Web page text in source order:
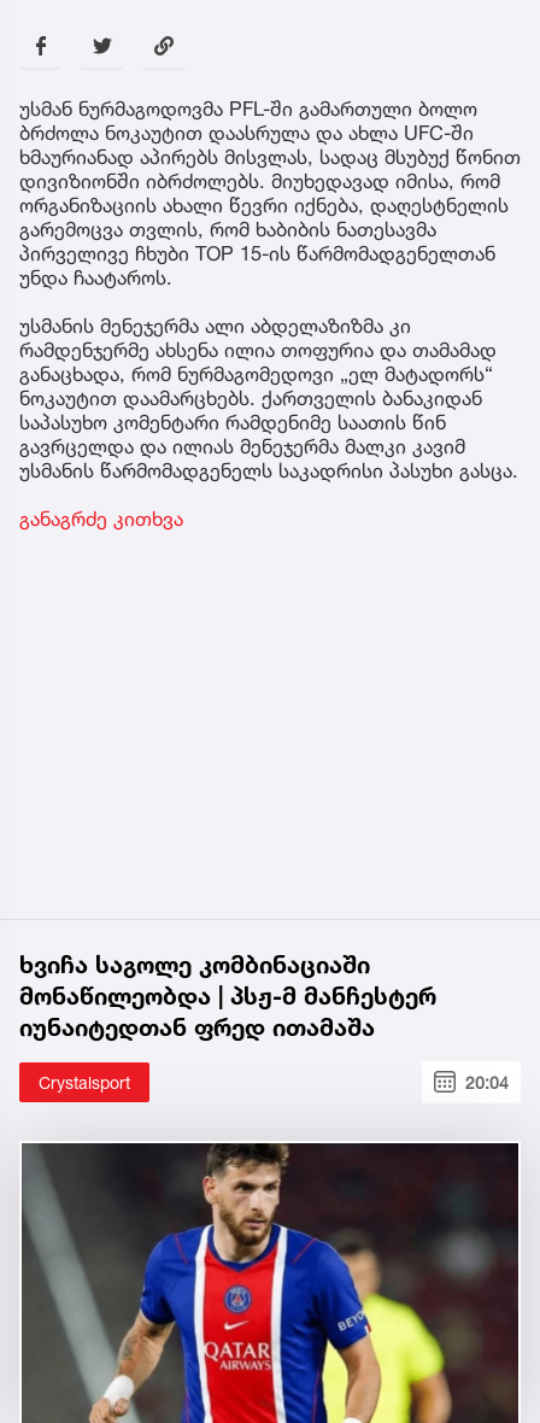
უსმან ნურმაგოდოვმა PFL-ში გამართული ბოლო
ბრძოლა ნოკაუტით დაასრულა და ახლა UFC-ში
ხმაურიანად აპირებს მისვლას, სადაც მსუბუქ წონით
დივიზიონში იბრძოლებს. მიუხედავად იმისა, რომ
ორგანიზაციის ახალი წევრი იქნება, დაღესტნელის
გარემოცვა თვლის, რომ ხაბიბის ნათესავმა
პირველივე ჩხუბი TOP 15-ის წარმომადგენელთან
უნდა ჩაატაროს.
უსმანის მენეჯერმა ალი აბდელაზიზმა კი
რამდენჯერმე ახსენა ილია თოფურია და თამამად
განაცხადა, რომ ნურმაგომედოვი „ელ მატადორს“
ნოკაუტით დაამარცხებს. ქართველის ბანაკიდან
საპასუხო კომენტარი რამდენიმე საათის წინ
გავრცელდა და ილიას მენეჯერმა მალკი კავიმ
უსმანის წარმომადგენელს საკადრისი პასუხი გასცა.
განაგრძე კითხვა
ხვიჩა საგოლე კომბინაციაში
მონაწილეობდა | პსჟ-მ მანჩესტერ
იუნაიტედთან ფრედ ითამაშა
Crystalsport 20:04